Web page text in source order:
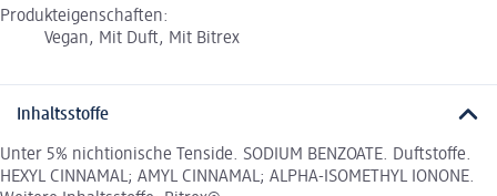
Produkteigenschaften:
Vegan, Mit Duft, Mit Bitrex
Inhaltsstoffe
Unter 5% nichtionische Tenside. SODIUM BENZOATE. Duftstoffe.
HEXYL CINNAMAL; AMYL CINNAMAL; ALPHA-ISOMETHYL IONONE.